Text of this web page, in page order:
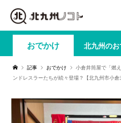
おでかけ 北九州のお
記事 おでかけ
小倉井筒屋で「燃
ンドレスラーたちが続々登場？【北九州市小倉